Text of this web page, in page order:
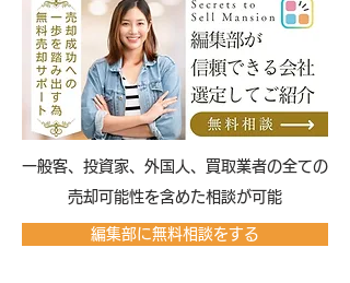
​一般客、投資家、外国人、買取業者の全ての
売却可能性を含めた相談が可能
編集部に無料相談をする